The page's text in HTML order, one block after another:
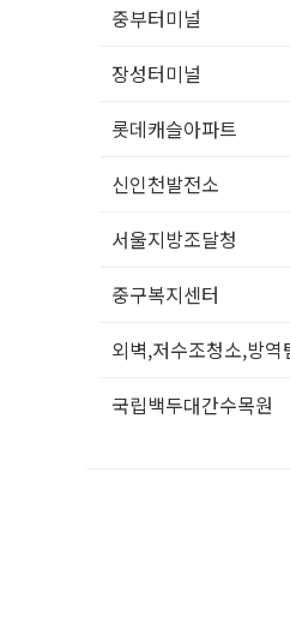
중부터미널
장성터미널
롯데캐슬아파트
신인천발전소
서울지방조달청
중구복지센터
외벽,저수조청소,방역
국립백두대간수목원